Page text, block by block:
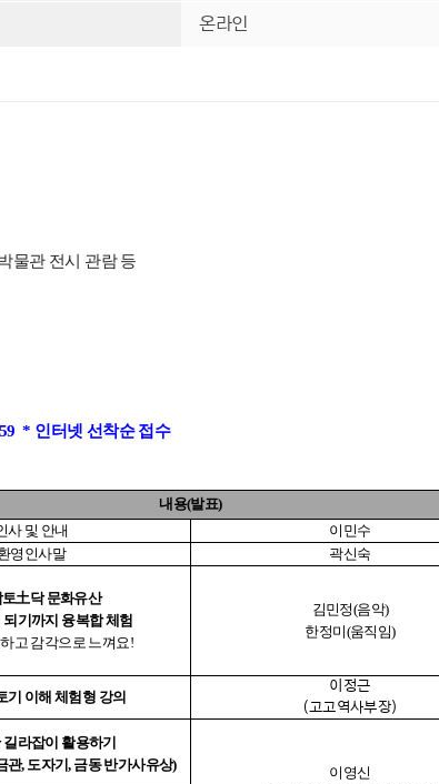
온라인
물관 전시 관람 등
* 인터넷 선착순 접수
내용(발표)
사 및 안내 이민수
영인사말 곽신숙
토土닥 문화유산
되기까지 융복합 체험
고 감각으로 느껴요!
김민정(음악)
한정미(움직임)
기 이해 체험형 강의
이정근
(고고역사부장)
길라잡이 활용하기
관, 도자기, 금동 반가사유상)
이영신